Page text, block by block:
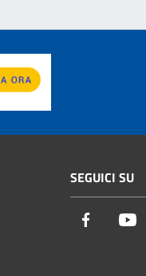
SEGUICI SU
Facebook